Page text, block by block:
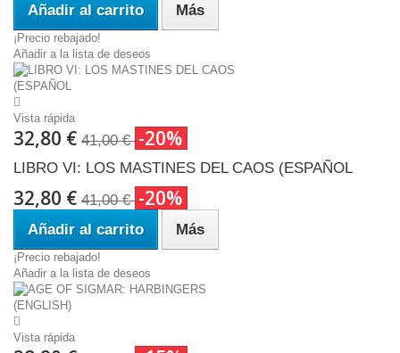
Añadir al carrito Más
¡Precio rebajado!
Añadir a la lista de deseos
Vista rápida
32,80 € 41,00 € -20%
LIBRO VI: LOS MASTINES DEL CAOS (ESPAÑOL
32,80 € 41,00 € -20%
Añadir al carrito Más
¡Precio rebajado!
Añadir a la lista de deseos
Vista rápida